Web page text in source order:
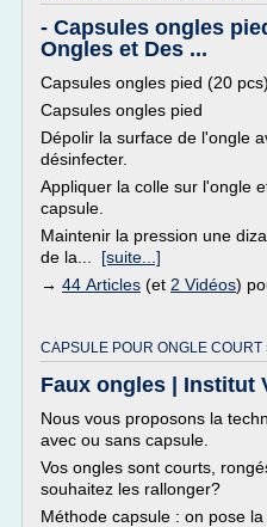
- Capsules ongles
Ongles et Des ...
Capsules ongles pied (20 pcs)
Capsules ongles pied
Dépolir la surface de l'ongle
désinfecter.
Appliquer la colle sur l'ongle
capsule.
Maintenir la pression une
de la... [suite...]
→ 44 Articles (et 2 Vidéos)
CAPSULE POUR ONGLE COURT
Faux ongles | Institut
Nous vous proposons la
avec ou sans capsule.
Vos ongles sont courts,
souhaitez les rallonger?
Méthode capsule : on pose